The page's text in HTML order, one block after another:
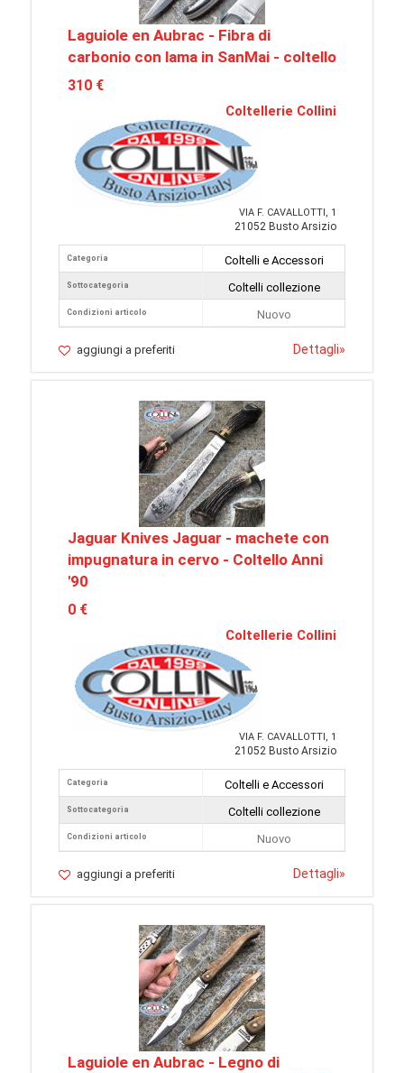
Laguiole en Aubrac - Fibra di
carbonio con lama in SanMai - coltello
310 €
Coltellerie Collini
VIA F. CAVALLOTTI, 1
21052 Busto Arsizio
Categoria
Sottocategoria
Condizioni articolo
Coltelli e Accessori
Coltelli collezione
Nuovo
aggiungi a preferiti Dettagli»
Jaguar Knives Jaguar - machete con
impugnatura in cervo - Coltello Anni
'90
0 €
Coltellerie Collini
VIA F. CAVALLOTTI, 1
21052 Busto Arsizio
Categoria
Sottocategoria
Condizioni articolo
Coltelli e Accessori
Coltelli collezione
Nuovo
aggiungi a preferiti Dettagli»
Laguiole en Aubrac - Legno di